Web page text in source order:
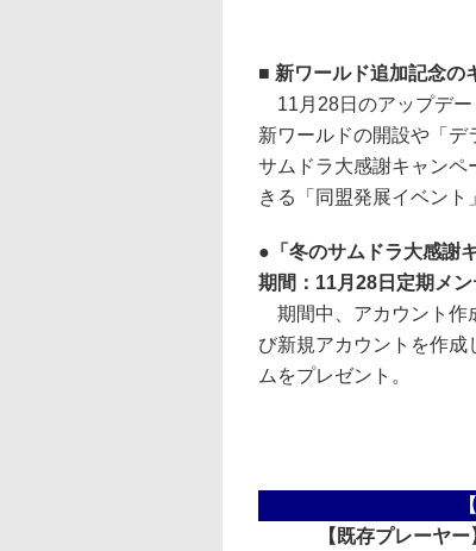
■ 新ワールド追加記念の
11月28日のアップデー
新ワールドの開設や「
サムドラ大感謝キャンペ
きる「同盟発展イベント
●「冬のサムドラ大感謝
期間：11月28日定期メ
期間中、アカウント作
び新規アカウントを作成
ムをプレゼント。
【既存プレーヤー